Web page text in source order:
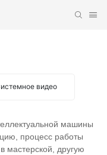
видео
машины
процесс работы
мастерской, другую